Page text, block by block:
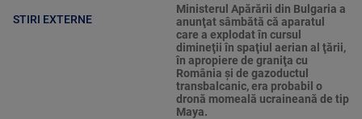
STIRI EXTERNE
Ministerul Apărării din Bulgaria a
anunţat sâmbătă că aparatul
care a explodat în cursul
dimineţii în spaţiul aerian al ţării,
în apropiere de graniţa cu
România şi de gazoductul
transbalcanic, era probabil o
dronă momeală ucraineană de tip
Maya.